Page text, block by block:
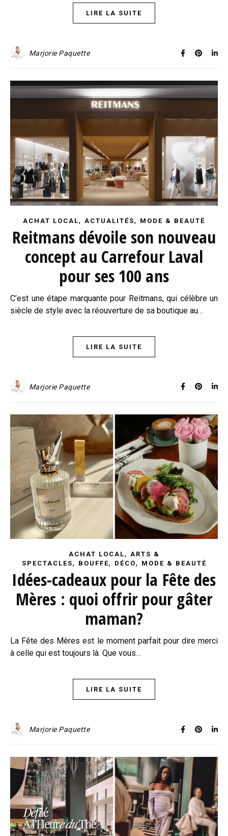
LIRE LA SUITE
Marjorie Paquette
ACHAT LOCAL, ACTUALITÉS, MODE & BEAUTÉ
Reitmans dévoile son nouveau
concept au Carrefour Laval
pour ses 100 ans
C’est une étape marquante pour Reitmans, qui célèbre un
siècle de style avec la réouverture de sa boutique au…
LIRE LA SUITE
Marjorie Paquette
ACHAT LOCAL, ARTS &
SPECTACLES, BOUFFE, DÉCO, MODE & BEAUTÉ
Idées-cadeaux pour la Fête des
Mères : quoi offrir pour gâter
maman?
La Fête des Mères est le moment parfait pour dire merci
à celle qui est toujours là. Que vous…
LIRE LA SUITE
Marjorie Paquette